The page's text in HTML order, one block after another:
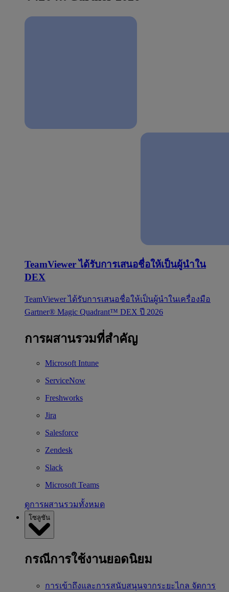
TeamViewer ได้รับการเสนอชื่อให้เป็นผู้นำใน
DEX
TeamViewer ได้รับการเสนอชื่อให้เป็นผู้นำในเครื่องมือ
Gartner® Magic Quadrant™ DEX ปี 2026
การผสานรวมที่สำคัญ
Microsoft Intune
ServiceNow
Freshworks
Jira
Salesforce
Zendesk
Slack
Microsoft Teams
ดูการผสานรวมทั้งหมด
โซลูชัน
กรณีการใช้งานยอดนิยม
การเข้าถึงและการสนับสนุนจากระยะไกล จัดการ